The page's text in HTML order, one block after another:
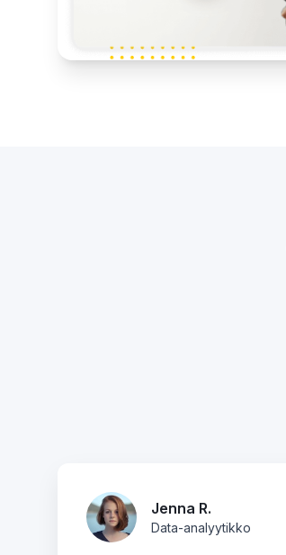
Jenna R.
Data-analyytikko